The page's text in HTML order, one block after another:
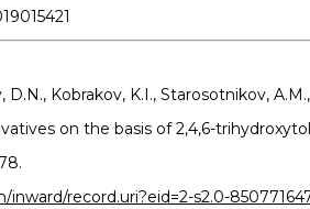
D.N., Kobrakov, K.I., Starosotnikov,
on the basis of 2,4,6-
record.uri?eid=2-s2.0-